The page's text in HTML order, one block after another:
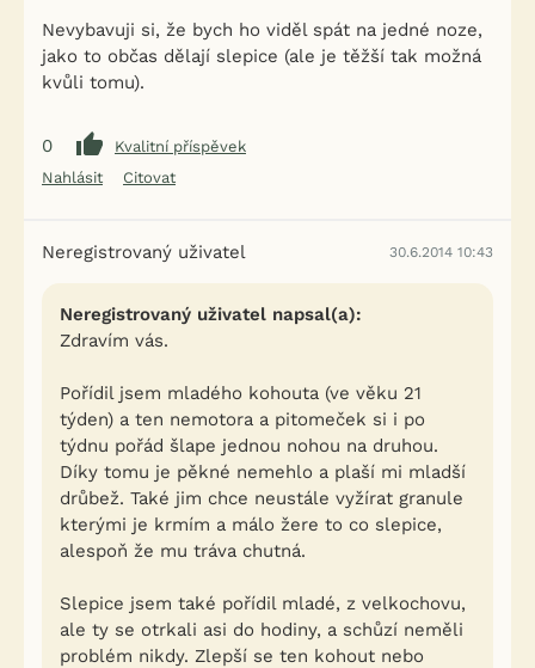
Nevybavuji si, že bych ho viděl spát na jedné noze,
jako to občas dělají slepice (ale je těžší tak možná
kvůli tomu).
0
Kvalitní příspěvek
Nahlásit
Citovat
Neregistrovaný uživatel 30.6.2014 10:43
Neregistrovaný uživatel napsal(a):
Zdravím vás.
Pořídil jsem mladého kohouta (ve věku 21
týden) a ten nemotora a pitomeček si i po
týdnu pořád šlape jednou nohou na druhou.
Díky tomu je pěkné nemehlo a plaší mi mladší
drůbež. Také jim chce neustále vyžírat granule
kterými je krmím a málo žere to co slepice,
alespoň že mu tráva chutná.
Slepice jsem také pořídil mladé, z velkochovu,
ale ty se otrkali asi do hodiny, a schůzí neměli
problém nikdy. Zlepší se ten kohout nebo